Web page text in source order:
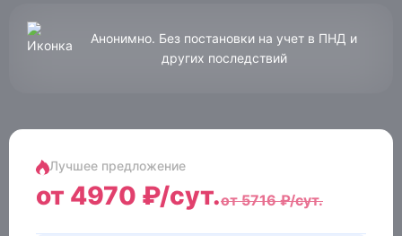
от 4970 ₽/сут.от 5716 ₽/сут.
Лучшее предложение
Анонимно. Без постановки на учет в ПНД и
других последствий